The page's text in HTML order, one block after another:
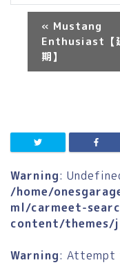
ン
ビ
ゲ
ー
シ
ョ
ン
« Mustang
Enthusiast【
期】
Warning:
/home/
ml/carmeet-
content/themes/
Warning: Attempt